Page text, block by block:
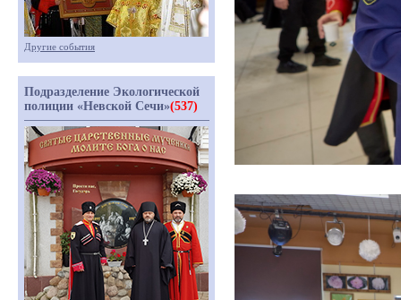
Другие события
Подразделение Экологической
полиции «Невской Сечи»(537)